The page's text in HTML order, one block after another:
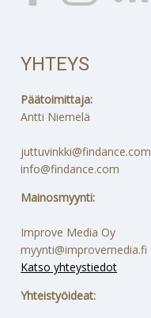
YHTEYS
Päätoimittaja:
Antti Niemelä
juttuvinkki@findance.com
info@findance.com
Mainosmyynti:
Improve Media Oy
myynti@improvemedia.fi
Katso yhteystiedot
Yhteistyöideat: